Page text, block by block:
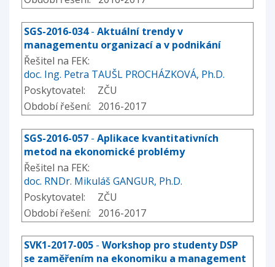
SGS-2016-034- Aktuální trendy v
managementu organizací a v podnikání
Řešitel na FEK:
doc. Ing. Petra TAUŠL PROCHÁZKOVÁ, Ph.D.
Poskytovatel: ZČU
Období řešení: 2016-2017
SGS-2016-057 - Aplikace kvantitativních
metod na ekonomické problémy
Řešitel na FEK:
doc. RNDr. Mikuláš GANGUR, Ph.D.
Poskytovatel: ZČU
Období řešení: 2016-2017
SVK1-2017-005 - Workshop pro studenty DSP
se zaměřením na ekonomiku a management